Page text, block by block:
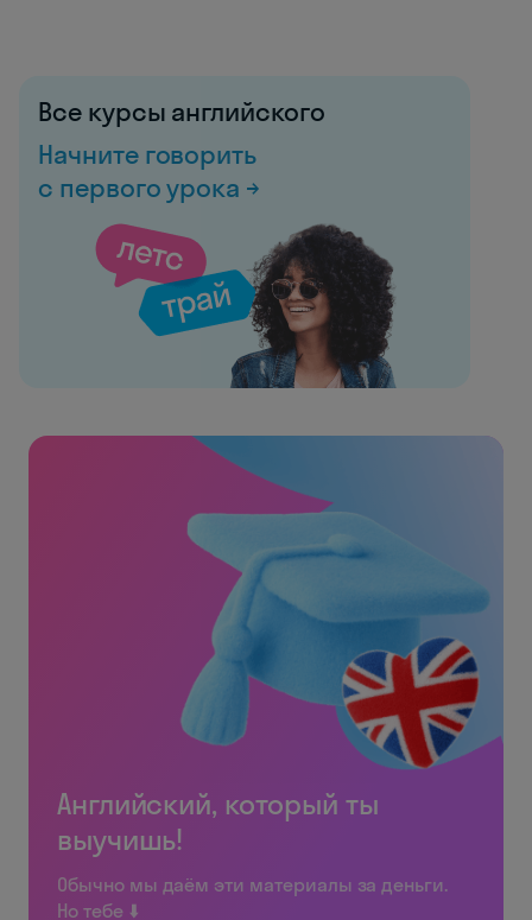
Все курсы английского
Начните говорить
с первого урока →
Английский, который ты
выучишь!
Обычно мы даём эти материалы за деньги.
Но тебе ⬇️